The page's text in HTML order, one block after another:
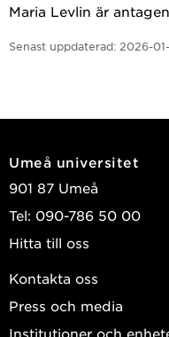
Maria Levlin är
Senast uppdaterad: 2026-
Umeå universitet
901 87 Umeå
Tel: 090-786 50 00
Hitta till oss
Kontakta oss
Press och media
Institutioner och